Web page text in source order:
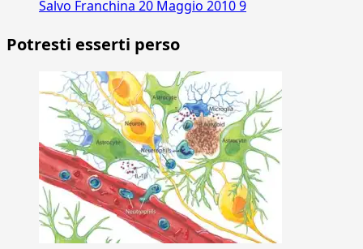
Salvo Franchina 20 Maggio 20109
Potresti esserti perso